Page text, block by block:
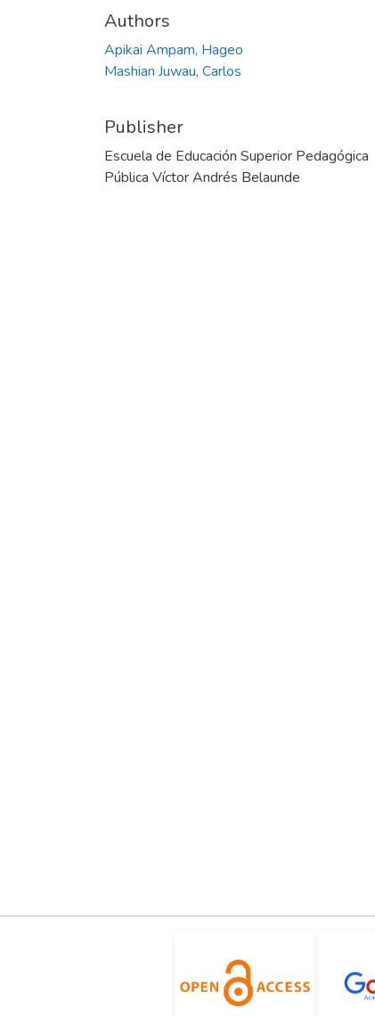
Authors
Apikai Ampam, Hageo
Mashian Juwau, Carlos
Publisher
Escuela de Educación Superior Pedagógica
Pública Víctor Andrés Belaunde